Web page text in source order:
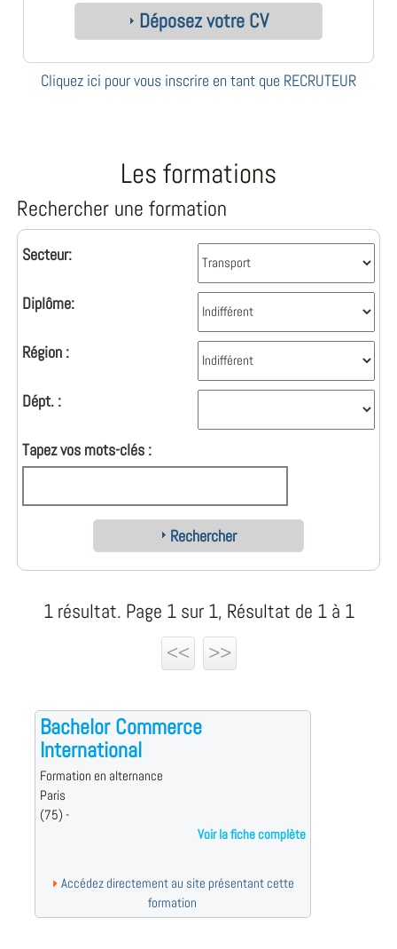
Déposez votre CV
Cliquez ici pour vous inscrire en tant que RECRUTEUR
Les formations
Rechercher une formation
Secteur:
Diplôme:
Région :
Dépt. :
Tapez vos mots-clés :
Rechercher
1 résultat. Page 1 sur 1, Résultat de 1 à 1
<<
>>
Bachelor Commerce
International
Formation en alternance
Paris
(75) -
Voir la fiche complète
Accédez directement au site présentant cette
formation